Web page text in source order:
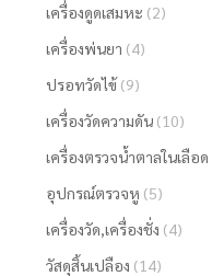
เครื่องดูดเสมหะ (2)
เครื่องพ่นยา (4)
ปรอทวัดไข้ (9)
เครื่องวัดความดัน (10)
เครื่องตรวจน้ำตาลในเลือด
อุปกรณ์ตรวจหู (5)
เครื่องวัด,เครื่องชั่ง (4)
วัสดุสิ้นเปลือง (14)